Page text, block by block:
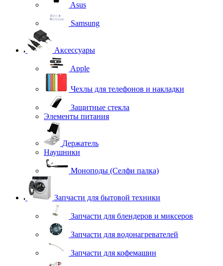
Asus
Samsung
Аксессуары
Apple
Чехлы для телефонов и накладки
Защитные стекла
Элементы питания
Держатель
Наушники
Моноподы (Селфи палка)
Запчасти для бытовой техники
Запчасти для блендеров и миксеров
Запчасти для водонагревателей
Запчасти для кофемашин